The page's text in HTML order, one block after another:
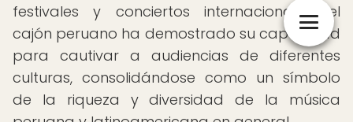
festivales y conciertos internacionales, el
cajón peruano ha demostrado su capacidad
para cautivar a audiencias de diferentes
culturas, consolidándose como un símbolo
de la riqueza y diversidad de la música